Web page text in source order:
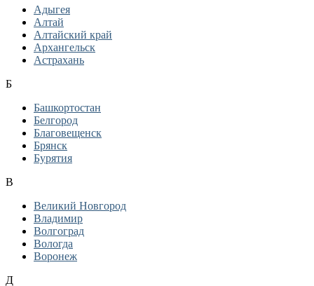
Адыгея
Алтай
Алтайский край
Архангельск
Астрахань
Б
Башкортостан
Белгород
Благовещенск
Брянск
Бурятия
В
Великий Новгород
Владимир
Волгоград
Вологда
Воронеж
Д